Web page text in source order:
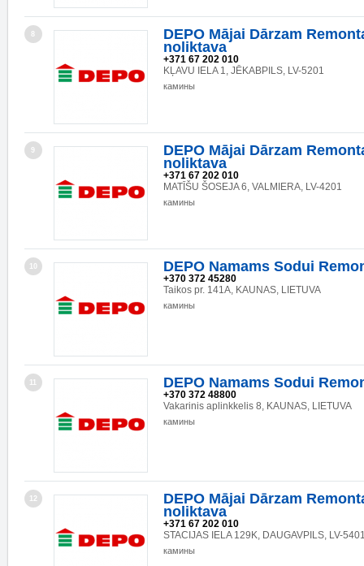
8
DEPO Mājai Dārzam
noliktava
+371 67 202 010
KĻAVU IELA 1, JĒKABPILS, LV-5201
камины
9
DEPO Mājai Dārzam
noliktava
+371 67 202 010
MATĪŠU ŠOSEJA 6, VALMIERA, LV-4201
камины
10 DEPO Namams Sodui
+370 372 45280
Taikos pr. 141A, KAUNAS, LIETUVA
камины
11 DEPO Namams Sodui
+370 372 48800
Vakarinis aplinkkelis 8, KAUNAS, LIETUVA
камины
12
DEPO Mājai Dārzam
noliktava
+371 67 202 010
STACIJAS IELA 129K, DAUGAVPILS, LV-
камины